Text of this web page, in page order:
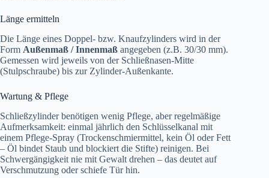
Länge ermitteln
Die Länge eines Doppel- bzw. Knaufzylinders wird in der
Form Außenmaß / Innenmaß angegeben (z.B. 30/30 mm).
Gemessen wird jeweils von der Schließnasen-Mitte
(Stulpschraube) bis zur Zylinder-Außenkante.
Wartung & Pflege
Schließzylinder benötigen wenig Pflege, aber regelmäßige
Aufmerksamkeit: einmal jährlich den Schlüsselkanal mit
einem Pflege-Spray (Trockenschmiermittel, kein Öl oder Fett
– Öl bindet Staub und blockiert die Stifte) reinigen. Bei
Schwergängigkeit nie mit Gewalt drehen – das deutet auf
Verschmutzung oder schiefe Tür hin.